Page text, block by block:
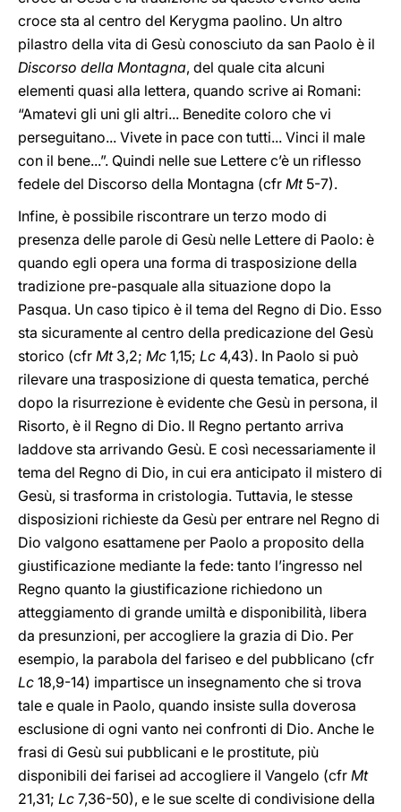
croce sta al centro del Kerygma paolino. Un altro
pilastro della vita di Gesù conosciuto da san Paolo è il
Discorso della Montagna, del quale cita alcuni
elementi quasi alla lettera, quando scrive ai Romani:
“Amatevi gli uni gli altri... Benedite coloro che vi
perseguitano... Vivete in pace con tutti... Vinci il male
con il bene...”. Quindi nelle sue Lettere c’è un riflesso
fedele del Discorso della Montagna (cfr Mt5-7).
Infine, è possibile riscontrare un terzo modo di
presenza delle parole di Gesù nelle Lettere di Paolo: è
quando egli opera una forma di trasposizione della
tradizione pre-pasquale alla situazione dopo la
Pasqua. Un caso tipico è il tema del Regno di Dio. Esso
sta sicuramente al centro della predicazione del Gesù
storico (cfr Mt3,2; Mc 1,15; Lc 4,43). In Paolo si può
rilevare una trasposizione di questa tematica, perché
dopo la risurrezione è evidente che Gesù in persona, il
Risorto, è il Regno di Dio. Il Regno pertanto arriva
laddove sta arrivando Gesù. E così necessariamente il
tema del Regno di Dio, in cui era anticipato il mistero di
Gesù, si trasforma in cristologia. Tuttavia, le stesse
disposizioni richieste da Gesù per entrare nel Regno di
Dio valgono esattamene per Paolo a proposito della
giustificazione mediante la fede: tanto l’ingresso nel
Regno quanto la giustificazione richiedono un
atteggiamento di grande umiltà e disponibilità, libera
da presunzioni, per accogliere la grazia di Dio. Per
esempio, la parabola del fariseo e del pubblicano (cfr
Lc 18,9-14) impartisce un insegnamento che si trova
tale e quale in Paolo, quando insiste sulla doverosa
esclusione di ogni vanto nei confronti di Dio. Anche le
frasi di Gesù sui pubblicani e le prostitute, più
disponibili dei farisei ad accogliere il Vangelo (cfr Mt
21,31; Lc 7,36-50), e le sue scelte di condivisione della